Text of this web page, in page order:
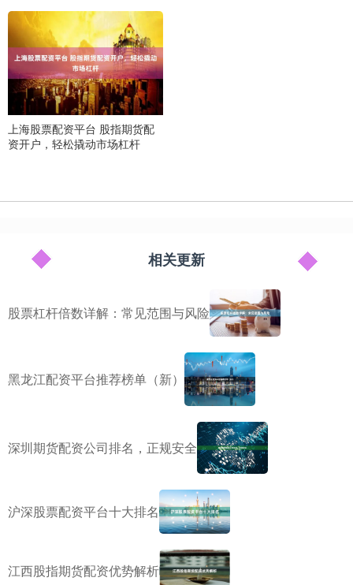
上海股票配资平台 股指期货配
资开户，轻松撬动市场杠杆
相关更新
股票杠杆倍数详解：常见范围与风险
黑龙江配资平台推荐榜单（新）
深圳期货配资公司排名，正规安全
沪深股票配资平台十大排名
江西股指期货配资优势解析